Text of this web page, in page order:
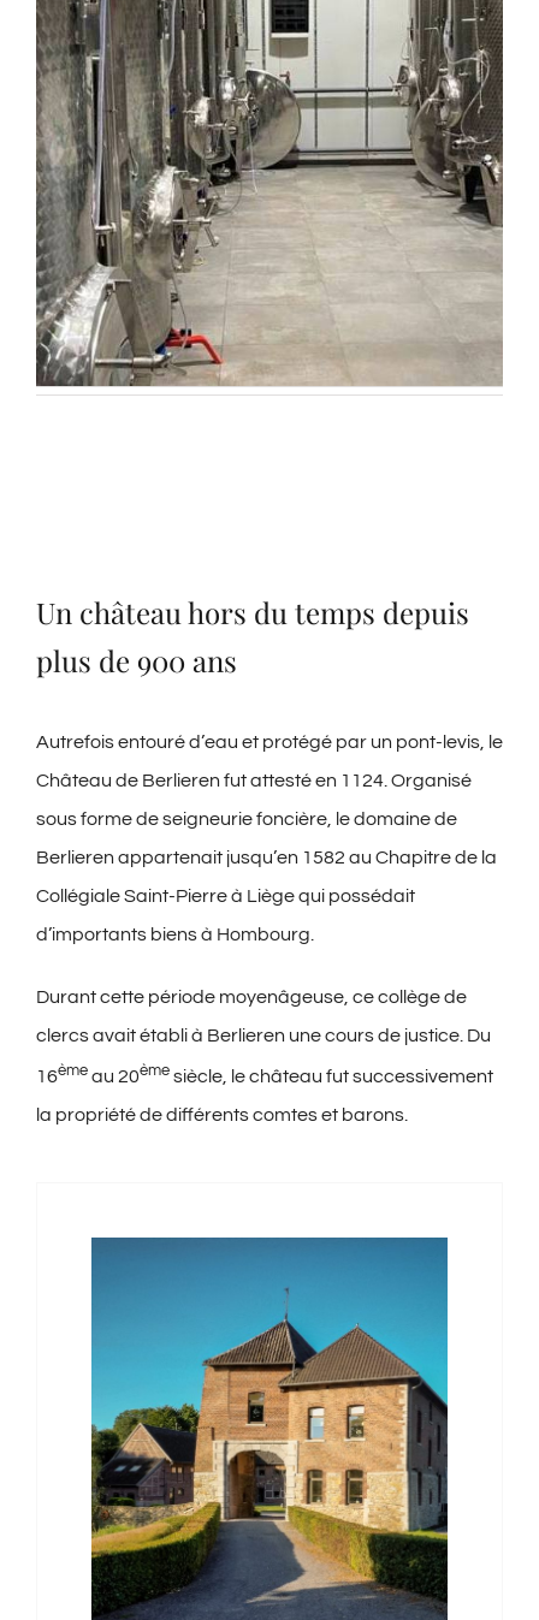
Un château hors du temps depuis
plus de 900 ans
Autrefois entouré d’eau et protégé par un pont-levis, le
Château de Berlieren fut attesté en 1124. Organisé
sous forme de seigneurie foncière, le domaine de
Berlieren appartenait jusqu’en 1582 au Chapitre de la
Collégiale Saint-Pierre à Liège qui possédait
d’importants biens à Hombourg.
Durant cette période moyenâgeuse, ce collège de
clercs avait établi à Berlieren une cours de justice. Du
16èmeau 20èmesiècle, le château fut successivement
la propriété de différents comtes et barons.